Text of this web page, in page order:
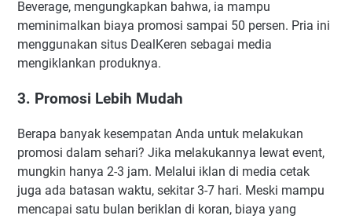
Beverage, mengungkapkan bahwa, ia mampu
meminimalkan biaya promosi sampai 50 persen. Pria ini
menggunakan situs DealKeren sebagai media
mengiklankan produknya.
3. Promosi Lebih Mudah
Berapa banyak kesempatan Anda untuk melakukan
promosi dalam sehari? Jika melakukannya lewat event,
mungkin hanya 2-3 jam. Melalui iklan di media cetak
juga ada batasan waktu, sekitar 3-7 hari. Meski mampu
mencapai satu bulan beriklan di koran, biaya yang